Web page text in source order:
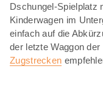
Dschungel-Spielplatz
Kinderwagen im
einfach auf die
der letzte Waggon
Zugstrecken